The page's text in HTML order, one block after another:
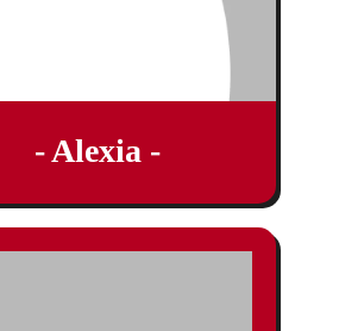
- Alexia -